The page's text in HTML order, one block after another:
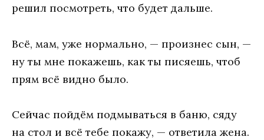
решил посмотреть, что будет дальше.
Всё, мам, уже нормально, — произнес сын, —
ну ты мне покажешь, как ты писяешь, чтоб
прям всё видно было.
Сейчас пойдём подмываться в баню, сяду
на стол и всё тебе покажу, — ответила жена.